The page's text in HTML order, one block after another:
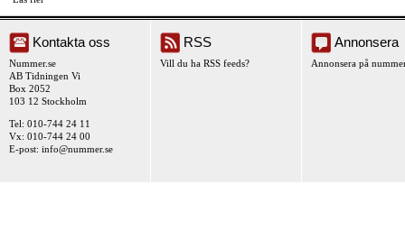
Kontakta oss
Nummer.se
AB Tidningen Vi
Box 2052
103 12 Stockholm
Tel: 010-744 24 11
Vx: 010-744 24 00
E-post: info@nummer.se
RSS
Vill du ha RSS feeds?
Annonsera
Annonsera på